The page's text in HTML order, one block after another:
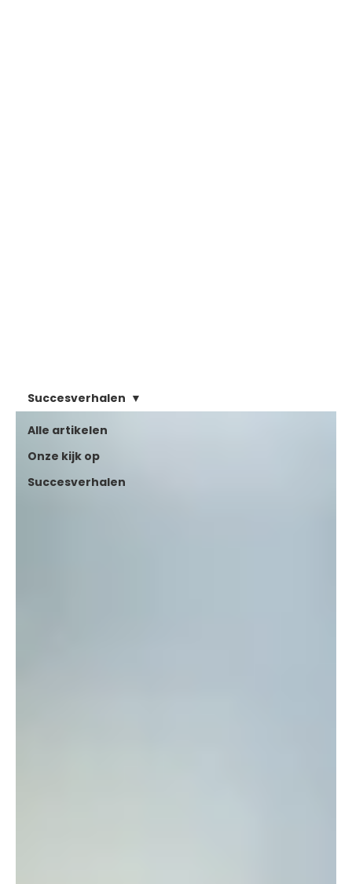
Alle artikelen
Onze kijk op
Succesverhalen
Succesverhalen